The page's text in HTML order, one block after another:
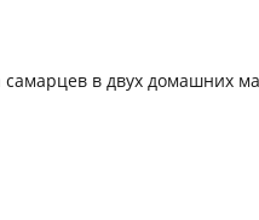
в двух домашних